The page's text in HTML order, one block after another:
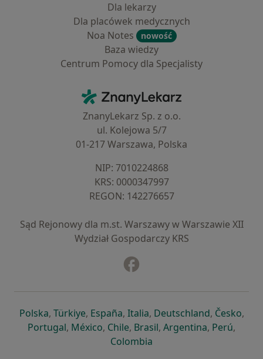
Dla lekarzy
Dla placówek medycznych
Noa Notes
nowość
Baza wiedzy
Centrum Pomocy dla Specjalisty
ZnanyLekarz - Strona główna
ZnanyLekarz Sp. z o.o.
ul. Kolejowa 5/7
01-217 Warszawa, Polska
NIP: ⁠7010224868
KRS: ⁠0000347997
REGON: ⁠142276657
Sąd Rejonowy dla m.st. Warszawy w Warszawie XII
Wydział Gospodarczy KRS
Polskaotwiera się w nowej karcie
, Türkiyeotwiera się w nowej karcie
, Españaotwiera się w nowej karcie
, Italiaotwiera się w nowej
, Deutschlandotwiera się
, Česko,
Portugalotwiera się w nowej karcie
, Méxicootwiera się w nowej karcie
, Chileotwiera się w nowej karcie
, Brasilotwiera się w nowej
, Argentinaotwiera się
, Perú,
Colombia